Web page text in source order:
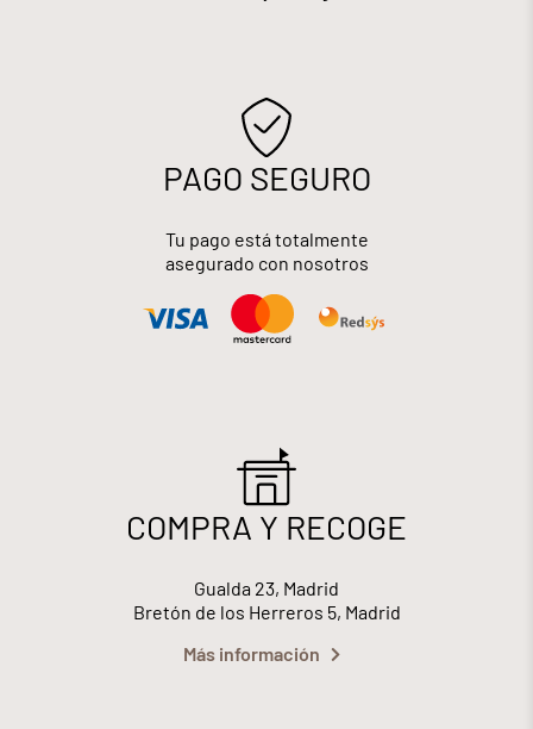
PAGO SEGURO
Tu pago está totalmente
asegurado con nosotros
COMPRA Y RECOGE
Gualda 23, Madrid
Bretón de los Herreros 5, Madrid
Más información